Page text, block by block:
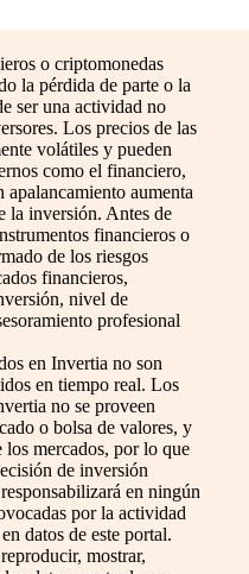
o criptomonedas
la pérdida de parte o la
ser una actividad no
Los precios de las
volátiles y pueden
como el financiero,
aumenta
la inversión. Antes de
financieros o
de los riesgos
financieros,
nivel de
profesional
en Invertia no son
en tiempo real. Los
no se proveen
o bolsa de valores, y
mercados, por lo que
de inversión
en ningún
por la actividad
datos de este portal.
mostrar,